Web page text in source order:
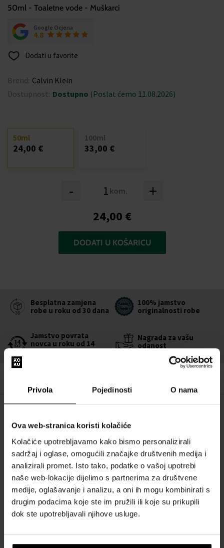
Privola Pojedinosti O nama
Ova web-stranica koristi kolačiće
Kolačiće upotrebljavamo kako bismo personalizirali
sadržaj i oglase, omogućili značajke društvenih medija i
analizirali promet. Isto tako, podatke o vašoj upotrebi
naše web-lokacije dijelimo s partnerima za društvene
medije, oglašavanje i analizu, a oni ih mogu kombinirati s
drugim podacima koje ste im pružili ili koje su prikupili
dok ste upotrebljavali njihove usluge.
50ml - Toaletne vode - Muškarci
Google Ocjena
4.8
Dodati u favorite
Brend: Calvin Klein
Dostupnost: Dostupno (Poslat ćemo 11.08.2026)
- kom. +
50ml
24,00 €
100ml
33,00 €
24,00 €
DODATI U KOŠARICU
Besplatna zamjena
robe u roku od 30 dana
100% jamstvo
originalnosti robe
Jamstvo povrata
novca u roku od 14
dana
Nagrada za vašu
odanost
Calvin Klein Man smješten je u strogu, elegantnu crnu prizmu. Iako
moderan, ostaje vjeran tradiciji brenda, klasičan je Calvin Klein:
muževan, minimalistički i sofisticiran.
POJEDINOSTI